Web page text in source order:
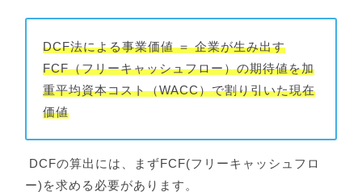
DCF法による事業価値＝ 企業が生み出す
FCF（フリーキャッシュフロー）の期待値を加
重平均資本コスト（WACC）で割り引いた現在
価値
DCFの算出には、まずFCF(フリーキャッシュフロ
ー)を求める必要があります。